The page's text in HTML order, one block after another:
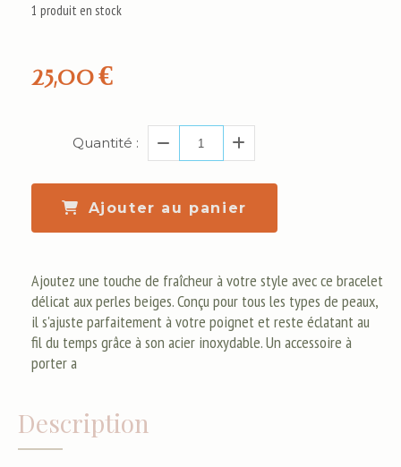
25,00€
1 produit en stock
Quantité :
Ajouter au panier
Ajoutez une touche de fraîcheur à votre style avec ce bracelet
délicat aux perles beiges. Conçu pour tous les types de peaux,
il s'ajuste parfaitement à votre poignet et reste éclatant au
fil du temps grâce à son acier inoxydable. Un accessoire à
porter a
Description